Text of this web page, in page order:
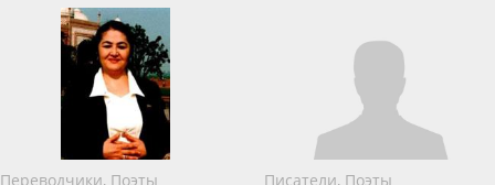
Переводчики, Поэты
Писатели, Поэты